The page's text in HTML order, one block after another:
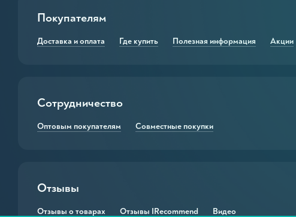
Защитные бальзамы для лап
Покупателям
Доставка и оплата Где купить Полезная информация Акции
Сотрудничество
Оптовым покупателям Совместные покупки
Отзывы
Отзывы о товарах Отзывы IRecommend Видео